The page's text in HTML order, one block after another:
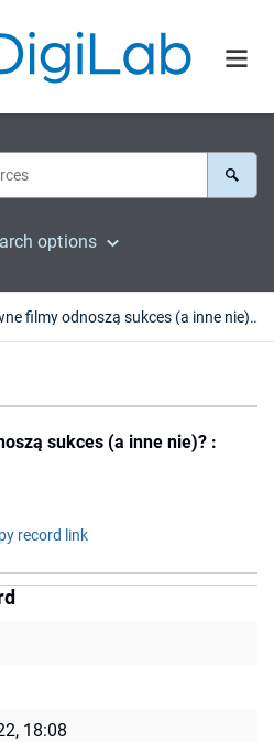
options
Dlaczego pewne filmy odnoszą sukces (a inne nie)? : szkice o dystrybucji
sukces (a inne nie)? :
record link
18:08